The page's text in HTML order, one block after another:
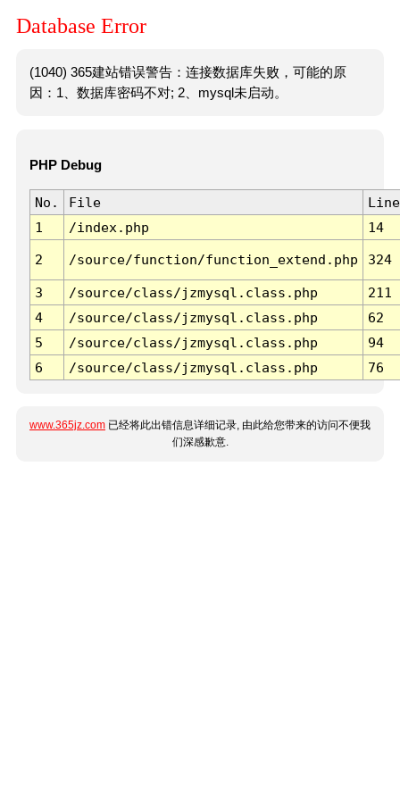
Database Error
(1040) 365建站错误警告：连接数据库失败，可能的原
因：1、数据库密码不对; 2、mysql未启动。
PHP Debug
No. File
Line
1
/index.php 14
2 /source/function/function_extend.php 324
3 /source/class/jzmysql.class.php
211
4
/source/class/jzmysql.class.php
62
5
/source/class/jzmysql.class.php
94
6
/source/class/jzmysql.class.php 76
www.365jz.com 已经将此出错信息详细记录, 由此给您带来的访问不便我
们深感歉意.